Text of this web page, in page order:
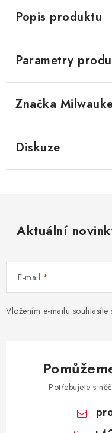
Popis produktu
Parametry
Značka
Diskuze
Aktuální
E-mail
Vložením e-mailu souhlasíte
Potřebujete s